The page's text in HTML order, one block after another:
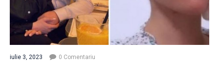
iulie 3, 2023 0 Comentariu